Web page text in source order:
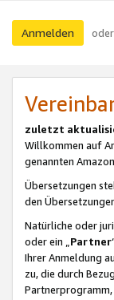
Anmelden oder
zuletzt
Willkommen auf
genannten
Übersetzungen
den
Natürliche oder
oder ein „Partner
Ihrer Anmeldung
zu, die durch